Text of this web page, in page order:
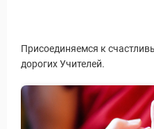
Присоединяемся к
дорогих Учителей.